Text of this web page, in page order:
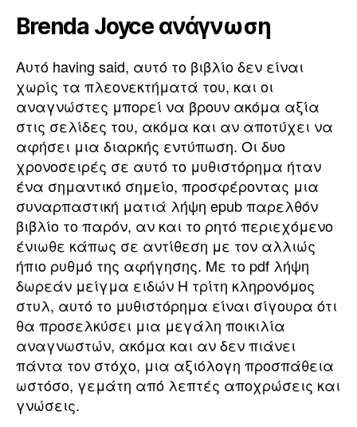
Brenda Joyce ανάγνωση
Αυτό having said, αυτό το βιβλίο δεν είναι
χωρίς τα πλεονεκτήματά του, και οι
αναγνώστες μπορεί να βρουν ακόμα αξία
στις σελίδες του, ακόμα και αν αποτύχει να
αφήσει μια διαρκής εντύπωση. Οι δυο
χρονοσειρές σε αυτό το μυθιστόρημα ήταν
ένα σημαντικό σημείο, προσφέροντας μια
συναρπαστική ματιά λήψη epub παρελθόν
βιβλίο το παρόν, αν και το ρητό περιεχόμενο
ένιωθε κάπως σε αντίθεση με τον αλλιώς
ήπιο ρυθμό της αφήγησης. Με το pdf λήψη
δωρεάν μείγμα ειδών Η τρίτη κληρονόμος
στυλ, αυτό το μυθιστόρημα είναι σίγουρα ότι
θα προσελκύσει μια μεγάλη ποικιλία
αναγνωστών, ακόμα και αν δεν πιάνει
πάντα τον στόχο, μια αξιόλογη προσπάθεια
ωστόσο, γεμάτη από λεπτές αποχρώσεις και
γνώσεις.